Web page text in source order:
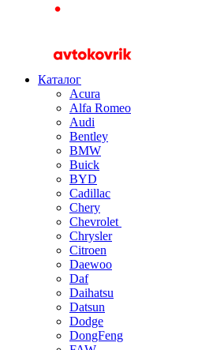
Каталог
Acura
Alfa Romeo
Audi
Bentley
BMW
Buick
BYD
Cadillac
Chery
Chevrolet
Chrysler
Citroen
Daewoo
Daf
Daihatsu
Datsun
Dodge
DongFeng